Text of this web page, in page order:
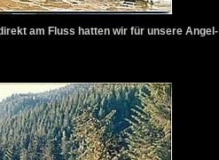
am Fluss hatten wir für unsere Angel-